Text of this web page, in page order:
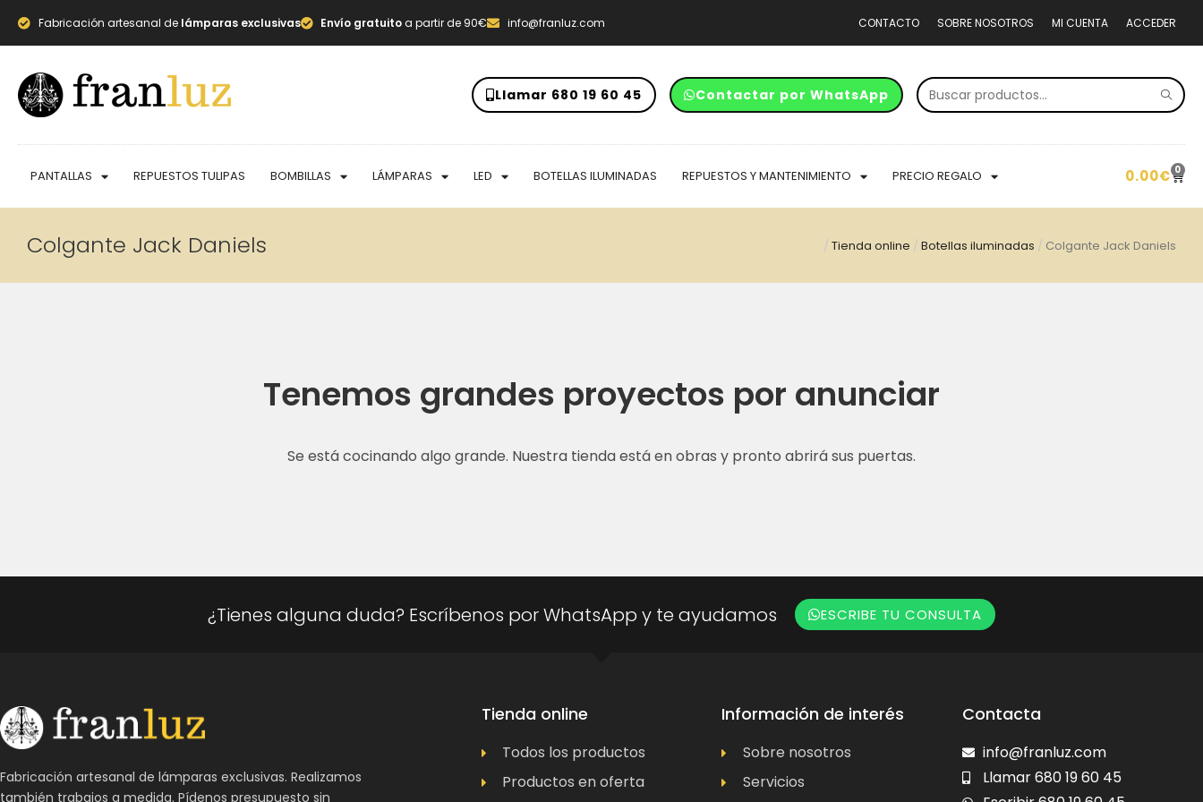
Fabricación artesanal de lámparas exclusivas Envío gratuitoa partir de 90€ info@franluz.com CONTACTO SOBRE NOSOTROS MI CUENTA ACCEDER
Llamar 680 19 60 45 Contactar por WhatsApp
PANTALLAS REPUESTOS TULIPAS BOMBILLAS LÁMPARAS LED BOTELLAS ILUMINADAS REPUESTOS Y MANTENIMIENTO PRECIO REGALO 0.00€ 0
Colgante Jack Daniels / Tienda online / Botellas iluminadas / Colgante Jack Daniels
Tenemos grandes proyectos por anunciar
Se está cocinando algo grande. Nuestra tienda está en obras y pronto abrirá sus puertas.
¿Tienes alguna duda? Escríbenos por WhatsApp y te ayudamos ESCRIBE TU CONSULTA
Fabricación artesanal de lámparas exclusivas. Realizamos
también trabajos a medida. Pídenos presupuesto sin
Tienda online
Todos los productos
Productos en oferta
Información de interés
Sobre nosotros
Servicios
Contacta
info@franluz.com
Llamar 680 19 60 45